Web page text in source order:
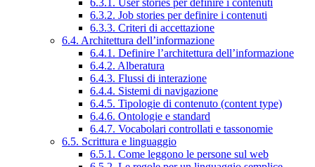
6.3.1. User stories per definire i contenuti
6.3.2. Job stories per definire i contenuti
6.3.3. Criteri di accettazione
6.4. Architettura dell’informazione
6.4.1. Definire l’architettura dell’informazione
6.4.2. Alberatura
6.4.3. Flussi di interazione
6.4.4. Sistemi di navigazione
6.4.5. Tipologie di contenuto (content type)
6.4.6. Ontologie e standard
6.4.7. Vocabolari controllati e tassonomie
6.5. Scrittura e linguaggio
6.5.1. Come leggono le persone sul web